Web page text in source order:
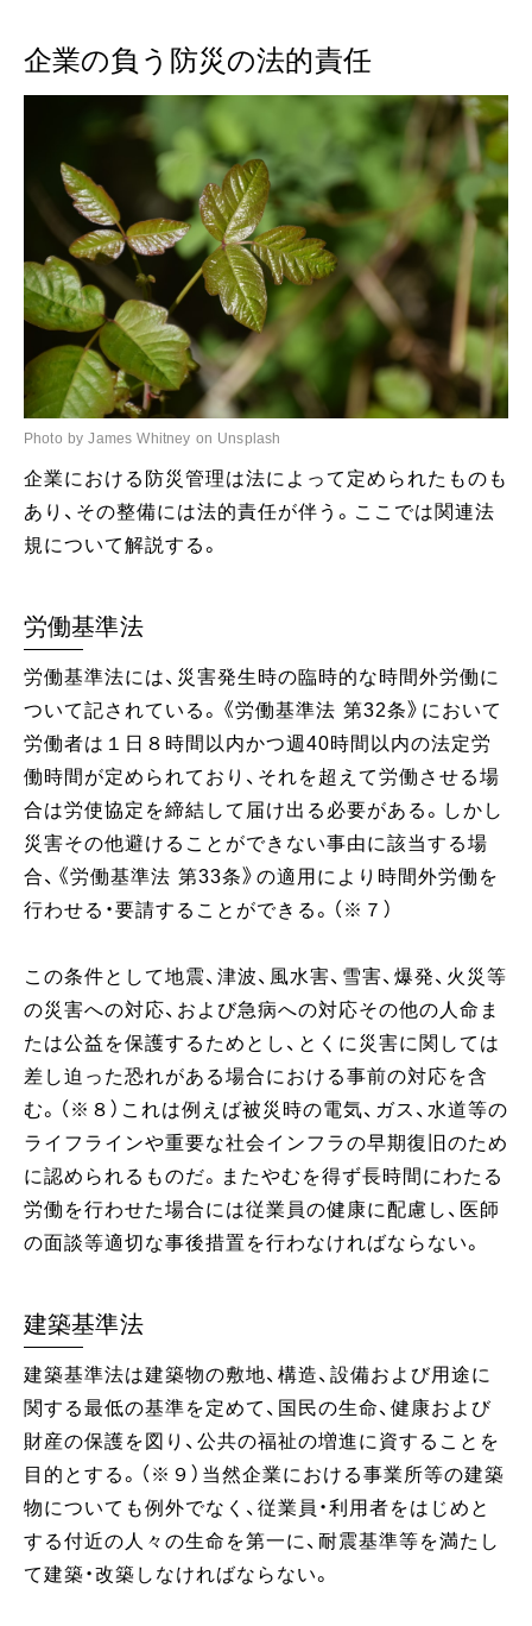
企業の負う防災の法的責任
Photo by James Whitney on Unsplash
企業における防災管理は法によって定められたものも
あり、その整備には法的責任が伴う。ここでは関連法
規について解説する。
労働基準法
労働基準法には、災害発生時の臨時的な時間外労働に
ついて記されている。《労働基準法 第32条》において
労働者は１日８時間以内かつ週40時間以内の法定労
働時間が定められており、それを超えて労働させる場
合は労使協定を締結して届け出る必要がある。しかし
災害その他避けることができない事由に該当する場
合、《労働基準法 第33条》の適用により時間外労働を
行わせる・要請することができる。（※７）
この条件として地震、津波、風水害、雪害、爆発、火災等
の災害への対応、および急病への対応その他の人命ま
たは公益を保護するためとし、とくに災害に関しては
差し迫った恐れがある場合における事前の対応を含
む。（※８）これは例えば被災時の電気、ガス、水道等の
ライフラインや重要な社会インフラの早期復旧のため
に認められるものだ。またやむを得ず長時間にわたる
労働を行わせた場合には従業員の健康に配慮し、医師
の面談等適切な事後措置を行わなければならない。
建築基準法
建築基準法は建築物の敷地、構造、設備および用途に
関する最低の基準を定めて、国民の生命、健康および
財産の保護を図り、公共の福祉の増進に資することを
目的とする。（※９）当然企業における事業所等の建築
物についても例外でなく、従業員・利用者をはじめと
する付近の人々の生命を第一に、耐震基準等を満たし
て建築・改築しなければならない。